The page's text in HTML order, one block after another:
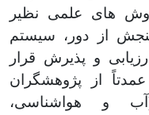
های علمی نظیر
از دور، سیستم
و پذیرش قرار
از پژوهشگران
و هواشناسی،